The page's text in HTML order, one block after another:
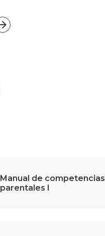
Manual de competencias
parentales I